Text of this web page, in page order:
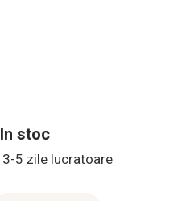
In stoc
3-5 zile lucratoare